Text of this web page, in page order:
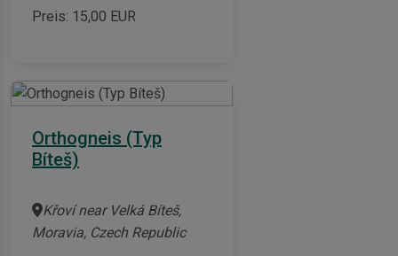
Preis: 15,00 EUR
Orthogneis (Typ
Bíteš)
Křoví near Velká Bíteš,
Moravia, Czech Republic